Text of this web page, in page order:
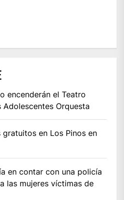
encenderán el Teatro
Orquesta
en Los Pinos en
en contar con una policía
las mujeres víctimas de